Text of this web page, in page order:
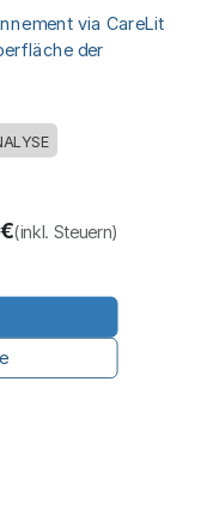
via CareLit
der
€(inkl. Steuern)